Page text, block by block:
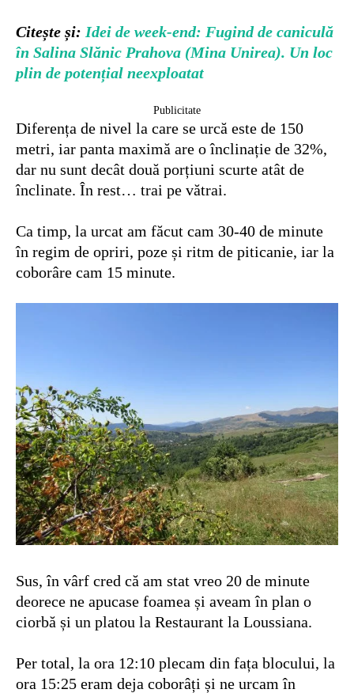
Citește și: Idei de week-end: Fugind de caniculă
în Salina Slănic Prahova (Mina Unirea). Un loc
plin de potențial neexploatat
Publicitate
Diferența de nivel la care se urcă este de 150
metri, iar panta maximă are o înclinație de 32%,
dar nu sunt decât două porțiuni scurte atât de
înclinate. În rest… trai pe vătrai.
Ca timp, la urcat am făcut cam 30-40 de minute
în regim de opriri, poze și ritm de piticanie, iar la
coborâre cam 15 minute.
Sus, în vârf cred că am stat vreo 20 de minute
deorece ne apucase foamea și aveam în plan o
ciorbă și un platou la Restaurant la Loussiana.
Per total, la ora 12:10 plecam din fața blocului, la
ora 15:25 eram deja coborâți și ne urcam în